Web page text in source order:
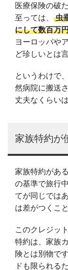
医療保険の破
至っては、 虫
にして数百万
ヨーロッパや
ど珍しいとは
というわけで
然病院に搬送
丈夫なくらい
家族特約が
家族特約があ
の基準で旅行
てが同じでは
は差がつくこ
このクレジッ
特約は、家族
険とは別物で
ドも限られる